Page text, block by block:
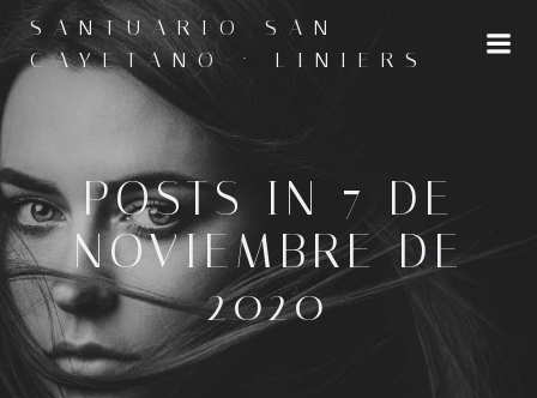
al
contenido
SANTUARIO SAN
CAYETANO · LINIERS
POSTS IN 7 DE
NOVIEMBRE DE
2020